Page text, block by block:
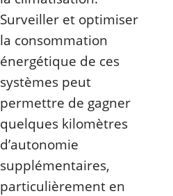
Surveiller et optimiser
la consommation
énergétique de ces
systèmes peut
permettre de gagner
quelques kilomètres
d’autonomie
supplémentaires,
particulièrement en